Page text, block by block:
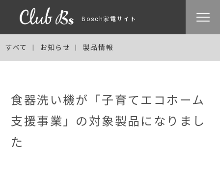
Bosch家電サイト
すべて お知らせ 製品情報
食器洗い機が「子育てエコホーム
支援事業」の対象製品になりまし
た